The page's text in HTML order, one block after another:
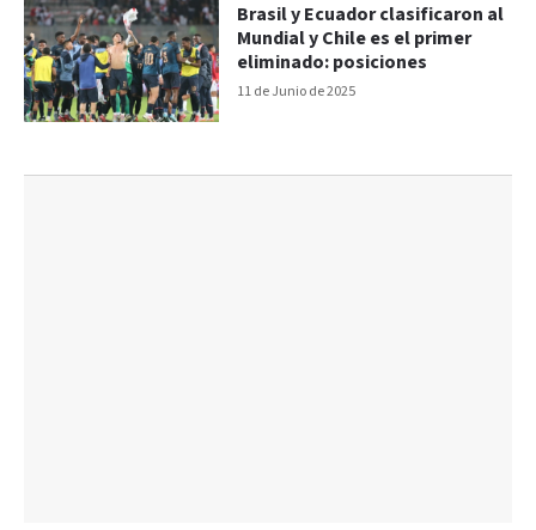
11 de Junio de 2025
Brasil y Ecuador clasificaron al
Mundial y Chile es el primer
eliminado: posiciones